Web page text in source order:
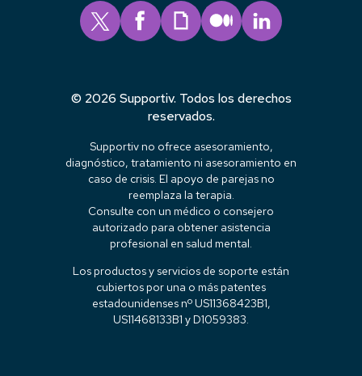
© 2026 Supportiv. Todos los derechos
reservados.
Supportiv no ofrece asesoramiento,
diagnóstico, tratamiento ni asesoramiento en
caso de crisis. El apoyo de parejas no
reemplaza la terapia.
Consulte con un médico o consejero
autorizado para obtener asistencia
profesional en salud mental.
Los productos y servicios de soporte están
cubiertos por una o más patentes
estadounidenses nº US11368423B1,
US11468133B1 y D1059383.